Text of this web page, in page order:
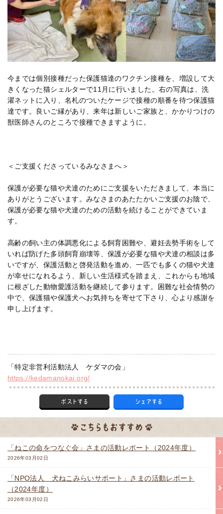
今までは個別接種だった保護猫達のワクチン接種を、増設して大
きくなった猫シェルターで11月に行いました。右の写真は、洗
濯ネットに入り、名札のついたケージで接種の順番を待つ保護猫
達です。良いご縁があり、来年は新しいご家族と、かかりつけの
獣医師さんのところで接種できますように。
＜ご支援くださっているみなさまへ＞
保護が必要な猫や犬達のためにご支援をいただきまして、本当に
ありがとうございます。みなさまのあたたかいご支援のお陰で、
保護が必要な猫や犬達のための活動を続けることができていま
す。
高齢の飼い主の体調悪化による飼育困難や、避妊去勢手術をして
いれば防げた多頭飼育崩壊等、保護が必要な猫や犬達の相談は多
いですが、保護活動と啓発活動を進め、一匹でも多くの猫や犬達
が幸せになれるよう、新しい生活様式を踏まえ、これからも地域
に根ざした動物愛護活動を継続して参ります。困難な社会情勢の
中で、保護猫や保護犬へお気持ちを寄せて下さり、心より感謝を
申し上げます。
「特定非営利活動法人 ケダマの会」
https://kedamanokai.org/
「ねこの命をつなぐ会」さまの活動レポート（2024年度）
2026年03月02日
「NPO法人 犬ねこみらいサポート」さまの活動レポート
（2024年度）
2026年03月02日